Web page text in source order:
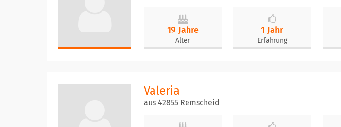
19 Jahre
Alter
1 Jahr
Erfahrung
Valeria
aus 42855 Remscheid